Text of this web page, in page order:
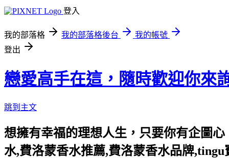
登入
我的部落格 我的部落格後台
我的帳號
登出
戀愛高手在這，隨時歡迎你來
跳到主文
想擁有幸福的理想人生，只要你有企圖
水,費洛蒙香水推薦,費洛蒙香水品牌,tingu